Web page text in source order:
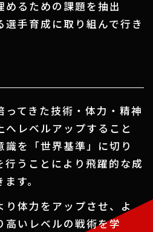
めるための課題を抽出
選手育成に取り組んで行き
ってきた技術・体力・精神
へレベルアップすること
識を「世界基準」に切り
行うことにより飛躍的な成
す。
体力をアップさせ、 よ
高いレベルの戦術を学